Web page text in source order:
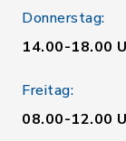
Donnerstag:
14.00-18.00
Freitag:
08.00-12.00